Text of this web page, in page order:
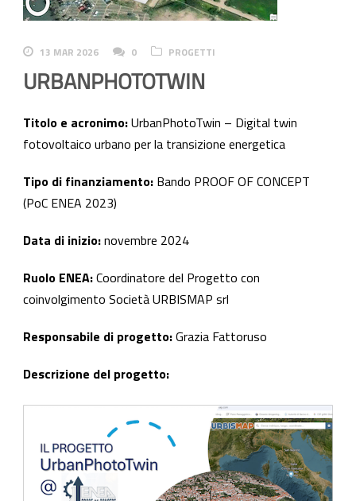
13 MAR 2026 0 PROGETTI
URBANPHOTOTWIN
Titolo e acronimo:UrbanPhotoTwin – Digital twin
fotovoltaico urbano per la transizione energetica
Tipo di finanziamento: Bando PROOF OF CONCEPT
(PoC ENEA 2023)
Data di inizio:novembre 2024
Ruolo ENEA:Coordinatore del Progetto con
coinvolgimento Società URBISMAP srl
Responsabile di progetto:Grazia Fattoruso
Descrizione del progetto: